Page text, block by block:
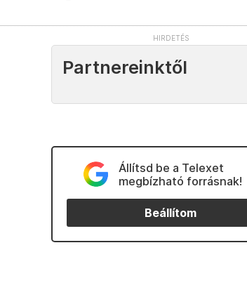
Partnereinktől
Állítsd be a Telexet
megbízható forrásnak!
Beállítom